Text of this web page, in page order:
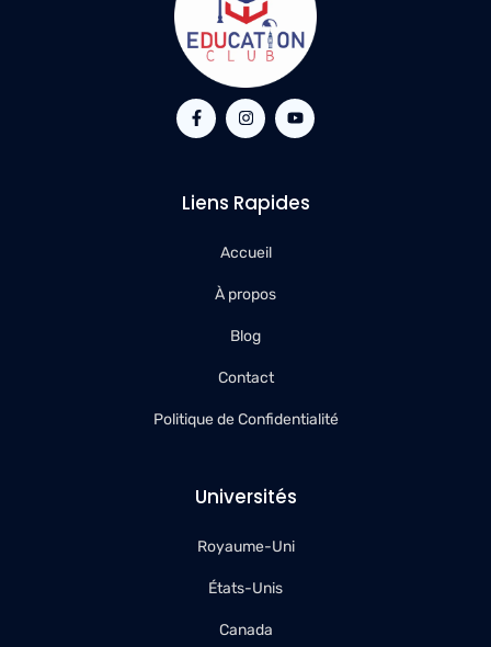
Liens Rapides
Accueil
À propos
Blog
Contact
Politique de Confidentialité
Universités
Royaume-Uni
États-Unis
Canada